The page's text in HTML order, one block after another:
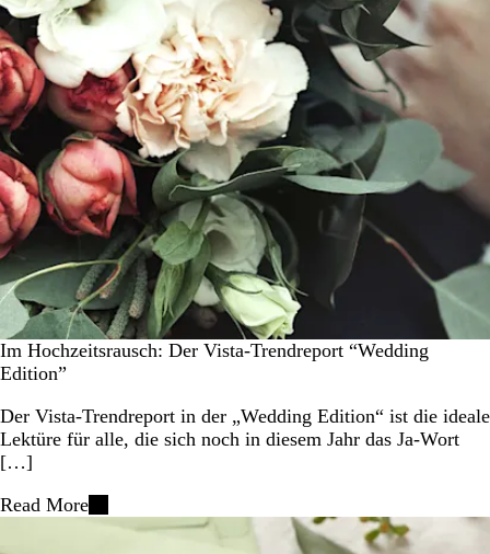
Im Hochzeitsrausch: Der Vista-Trendreport “Wedding
Edition”
Der Vista-Trendreport in der „Wedding Edition“ ist die ideale
Lektüre für alle, die sich noch in diesem Jahr das Ja-Wort
[…]
Read More